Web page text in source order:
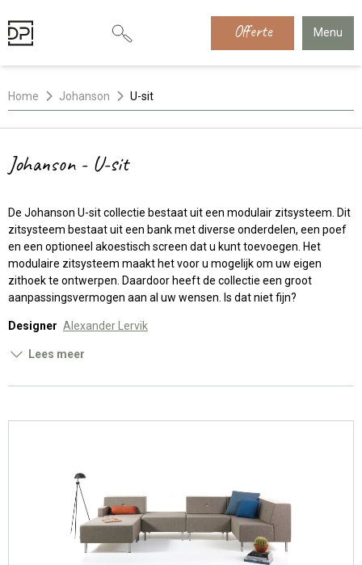
Offerte Menu
Home Johanson U-sit
Johanson - U-sit
De Johanson U-sit collectie bestaat uit een modulair zitsysteem. Dit
zitsysteem bestaat uit een bank met diverse onderdelen, een poef
en een optioneel akoestisch screen dat u kunt toevoegen. Het
modulaire zitsysteem maakt het voor u mogelijk om uw eigen
zithoek te ontwerpen. Daardoor heeft de collectie een groot
aanpassingsvermogen aan al uw wensen. Is dat niet fijn?
Designer Alexander Lervik
Lees meer